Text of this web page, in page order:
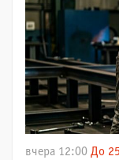
вчера 12:00 До